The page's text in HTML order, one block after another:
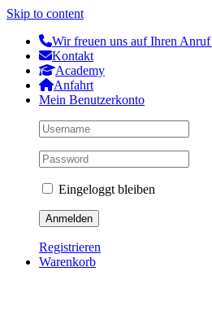
Skip to content
Wir freuen uns auf Ihren
Kontakt
Academy
Anfahrt
Mein Benutzerkonto
Eingeloggt bleiben
Registrieren
Warenkorb